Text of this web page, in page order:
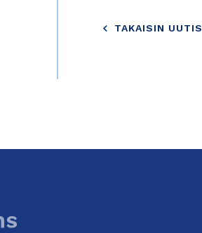
TAKAISIN